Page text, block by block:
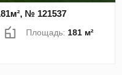
№ 121537
Площадь: 181 м²